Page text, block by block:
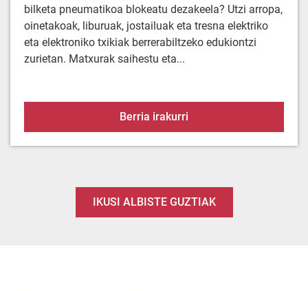
bilketa pneumatikoa blokeatu dezakeela? Utzi arropa,
oinetakoak, liburuak, jostailuak eta tresna elektriko
eta elektroniko txikiak berrerabiltzeko edukiontzi
zurietan. Matxurak saihestu eta...
Berria irakurri
IKUSI ALBISTE GUZTIAK